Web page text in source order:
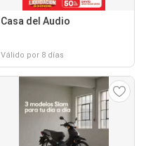
Casa del Audio
Válido por 8 días